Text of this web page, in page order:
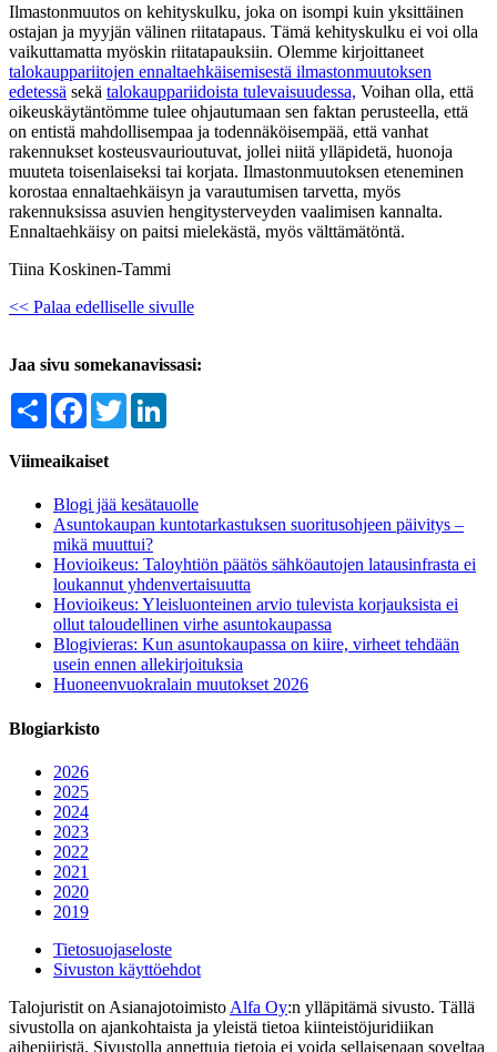
Ilmastonmuutos on kehityskulku, joka on isompi kuin yksittäinen
ostajan ja myyjän välinen riitatapaus. Tämä kehityskulku ei voi olla
vaikuttamatta myöskin riitatapauksiin. Olemme kirjoittaneet
talokauppariitojen ennaltaehkäisemisestä ilmastonmuutoksen
edetessä sekä talokauppariidoista tulevaisuudessa, Voihan olla, että
oikeuskäytäntömme tulee ohjautumaan sen faktan perusteella, että
on entistä mahdollisempaa ja todennäköisempää, että vanhat
rakennukset kosteusvaurioutuvat, jollei niitä ylläpidetä, huonoja
muuteta toisenlaiseksi tai korjata. Ilmastonmuutoksen eteneminen
korostaa ennaltaehkäisyn ja varautumisen tarvetta, myös
rakennuksissa asuvien hengitysterveyden vaalimisen kannalta.
Ennaltaehkäisy on paitsi mielekästä, myös välttämätöntä.
Tiina Koskinen-Tammi
<< Palaa edelliselle sivulle
Jaa sivu somekanavissasi:
Share FacebookTwitter
Viimeaikaiset
Blogi jää kesätauolle
Asuntokaupan kuntotarkastuksen suoritusohjeen päivitys –
mikä muuttui?
Hovioikeus: Taloyhtiön päätös sähköautojen latausinfrasta ei
loukannut yhdenvertaisuutta
Hovioikeus: Yleisluonteinen arvio tulevista korjauksista ei
ollut taloudellinen virhe asuntokaupassa
Blogivieras: Kun asuntokaupassa on kiire, virheet tehdään
usein ennen allekirjoituksia
Huoneenvuokralain muutokset 2026
Blogiarkisto
2026
2025
2024
2023
2022
2021
2020
2019
Tietosuojaseloste
Sivuston käyttöehdot
Talojuristit on Asianajotoimisto Alfa Oy:n ylläpitämä sivusto. Tällä
sivustolla on ajankohtaista ja yleistä tietoa kiinteistöjuridiikan
aihepiiristä. Sivustolla annettuja tietoja ei voida sellaisenaan soveltaa